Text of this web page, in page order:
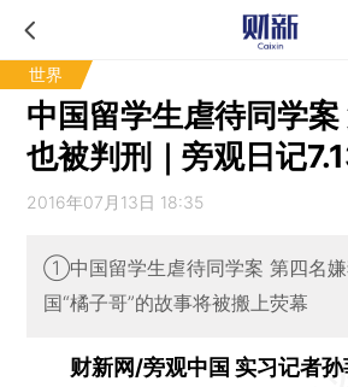
世界
中国留学生虐待同学
也被判刑｜旁观日记
2016年07月13日 18:35
①中国留学生虐待同学案 第四名
国“橘子哥”的故事将被搬上荧幕
财新网/旁观中国 实习记者孙